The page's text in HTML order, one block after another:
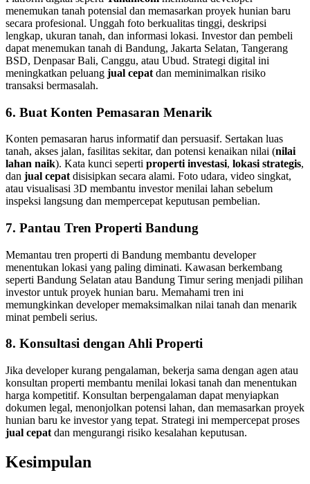
menemukan tanah potensial dan memasarkan proyek hunian baru
secara profesional. Unggah foto berkualitas tinggi, deskripsi
lengkap, ukuran tanah, dan informasi lokasi. Investor dan pembeli
dapat menemukan tanah di Bandung, Jakarta Selatan, Tangerang
BSD, Denpasar Bali, Canggu, atau Ubud. Strategi digital ini
meningkatkan peluang jual cepat dan meminimalkan risiko
transaksi bermasalah.
6. Buat Konten Pemasaran Menarik
Konten pemasaran harus informatif dan persuasif. Sertakan luas
tanah, akses jalan, fasilitas sekitar, dan potensi kenaikan nilai (nilai
lahan naik). Kata kunci seperti properti investasi, lokasi strategis,
dan jual cepat disisipkan secara alami. Foto udara, video singkat,
atau visualisasi 3D membantu investor menilai lahan sebelum
inspeksi langsung dan mempercepat keputusan pembelian.
7. Pantau Tren Properti Bandung
Memantau tren properti di Bandung membantu developer
menentukan lokasi yang paling diminati. Kawasan berkembang
seperti Bandung Selatan atau Bandung Timur sering menjadi pilihan
investor untuk proyek hunian baru. Memahami tren ini
memungkinkan developer memaksimalkan nilai tanah dan menarik
minat pembeli serius.
8. Konsultasi dengan Ahli Properti
Jika developer kurang pengalaman, bekerja sama dengan agen atau
konsultan properti membantu menilai lokasi tanah dan menentukan
harga kompetitif. Konsultan berpengalaman dapat menyiapkan
dokumen legal, menonjolkan potensi lahan, dan memasarkan proyek
hunian baru ke investor yang tepat. Strategi ini mempercepat proses
jual cepat dan mengurangi risiko kesalahan keputusan.
Kesimpulan